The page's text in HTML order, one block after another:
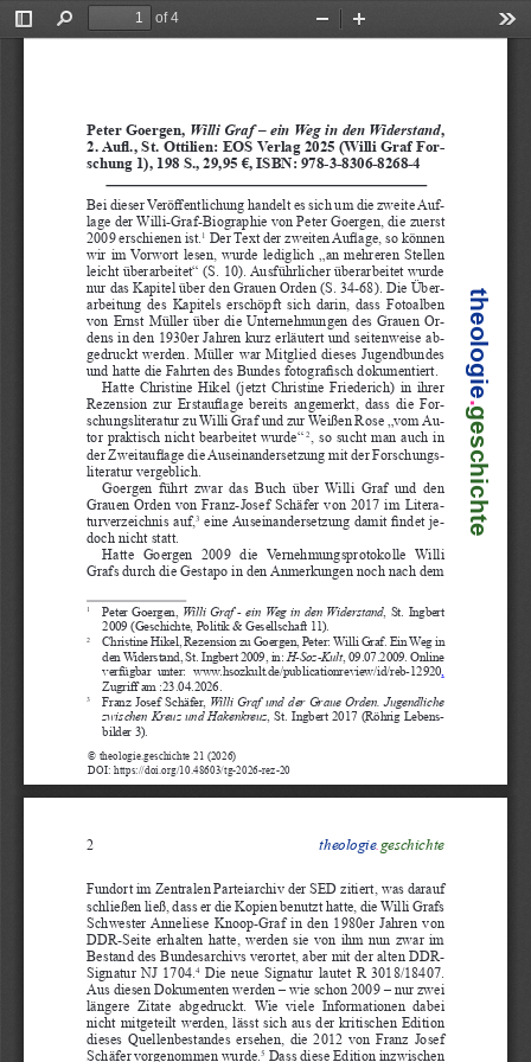
Toggle
Find
of 4
Zoom
© theologie.geschichte 21 (2026)
DOI: https://doi.org/10.48603/tg-2026-rez-20
theologie
.
geschichte
Peter Goergen, Willi Graf – ein Weg in den Widerstand,
2. Aufl., St. Ottilien: EOS Verlag 2025 (Willi Graf For-
schung 1), 198 S., 29,95 €, ISBN: 978-3-8306-8268-4
Bei dieser Veröffentlichung handelt es sich um die zweite Auf-
lage der Willi-Graf-Biographie von Peter Goergen, die zuerst
2009 erschienen ist. 1
Der Text der zweiten Auflage, so können
wir im Vorwort lesen, wurde lediglich „an mehreren Stellen
leicht überarbeitet“ (S. 10). Ausführlicher überarbeitet wurde
nur das Kapitel über den Grauen Orden (S. 34-68). Die Über-
arbeitung des Kapitels erschöpft sich darin, dass Fotoalben
von Ernst Müller über die Unternehmungen des Grauen Or-
dens in den 1930er Jahren kurz erläutert und seitenweise ab-
gedruckt werden. Müller war Mitglied dieses Jugendbundes
und hatte die Fahrten des Bundes fotografisch dokumentiert.
Hatte Christine Hikel (jetzt Christine Friederich) in ihrer
Rezension zur Erstauflage bereits angemerkt, dass die For-
schungsliteratur zu Willi Graf und zur Weißen Rose „vom Au-
tor praktisch nicht bearbeitet wurde“ 2
, so sucht man auch in
der Zweitauflage die Auseinandersetzung mit der Forschungs-
literatur vergeblich.
Goergen führt zwar das Buch über Willi Graf und den
Grauen Orden von Franz-Josef Schäfer von 2017 im Litera-
turverzeichnis auf,3 eine Auseinandersetzung damit findet je-
doch nicht statt.
Hatte  Goergen  2009  die  Vernehmungsprotokolle  Willi
Grafs durch die Gestapo in den Anmerkungen noch nach dem
1 Peter Goergen, Willi  Graf  -  ein  Weg  in  den  Widerstand, St. Ingbert
2009 (Geschichte, Politik & Gesellschaft 11).
2
Christine Hikel, Rezension zu Goergen, Peter: Willi Graf. Ein Weg in
den Widerstand, St. Ingbert 2009, in: H-Soz-Kult, 09.07.2009. Online
verfügbar  unter:
www.hsozkult.de/publicationreview/id/reb-12920
Zugriff am :23.04.2026.
3 Franz Josef Schäfer, Willi  Graf  und  der  Graue  Orden.  Jugendliche
zwischen  Kreuz  und  Hakenkreuz , St. Ingbert 2017 (Röhrig Lebens-
bilder 3).
2 theologie
. geschichte
Fundort im Zentralen Parteiarchiv der SED zitiert, was darauf
schließen ließ, dass er die Kopien benutzt hatte, die Willi Grafs
Schwester Anneliese Knoop-Graf in den 1980er Jahren von
DDR-Seite erhalten hatte, werden sie von ihm nun zwar im
Bestand des Bundesarchivs verortet, aber mit der alten DDR-
Signatur NJ 1704. 4 Die neue Signatur lautet R 3018/18407.
Aus diesen Dokumenten werden – wie schon 2009 – nur zwei
längere  Zitate  abgedruckt.  Wie  viele  Informationen  dabei
nicht mitgeteilt werden, lässt sich aus der kritischen Edition
dieses Quellenbestandes ersehen, die 2012 von Franz Josef
Schäfer vorgenommen wurde.5 Dass diese Edition inzwischen